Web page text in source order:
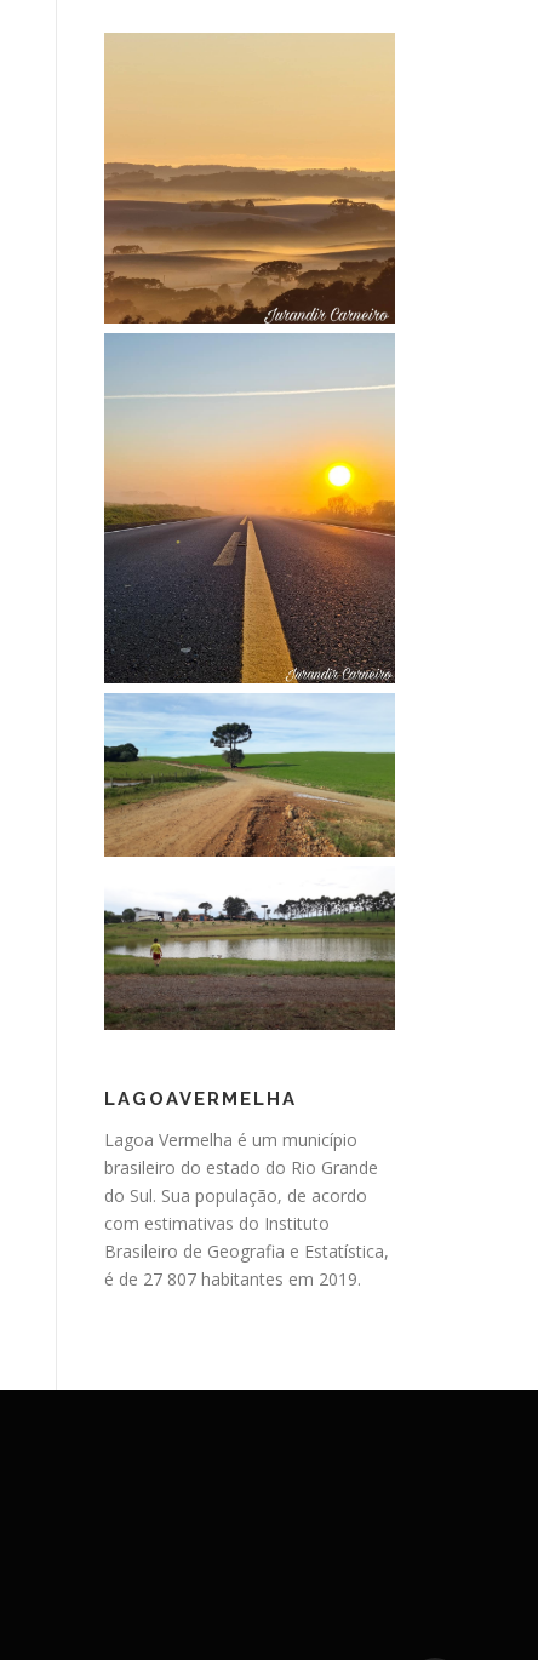
LAGOAVERMELHA
Lagoa Vermelha é um município
brasileiro do estado do Rio Grande
do Sul. Sua população, de acordo
com estimativas do Instituto
Brasileiro de Geografia e Estatística,
é de 27 807 habitantes em 2019.